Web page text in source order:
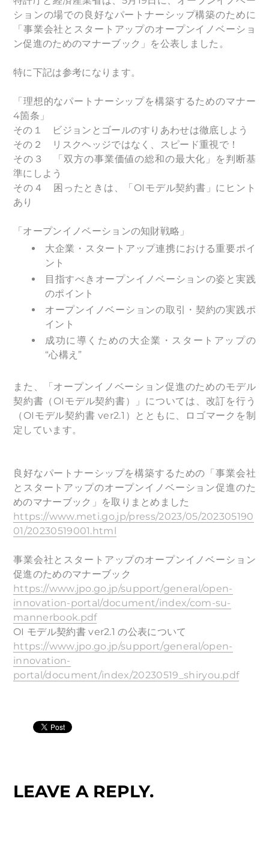
ションの場での良好なパートナーシップ構築のために
「事業会社とスタートアップのオープンイノベーショ
ン促進のためのマナーブック」を公表しました。
特に下記は参考になります。
「理想的なパートナーシップを構築するためのマナー
4箇条」
その１ ビジョンとゴールのすりあわせは徹底しよう
その２ リスクヘッジではなく、スピード重視で！
その３ 「双方の事業価値の総和の最大化」を判断基
準にしよう
その４ 困ったときは、「OIモデル契約書」にヒント
あり
「オープンイノベーションの知財戦略」
大企業・スタートアップ連携における重要ポイ
ント
目指すべきオープンイノベーションの姿と実践
のポイント
オープンイノベーションの取引・契約の実践ポ
イント
成功に導くための大企業・スタートアップの
“心構え”
また、「オープンイノベーション促進のためのモデル
契約書（OIモデル契約書）」については、改訂を行う
（OIモデル契約書 ver2.1）とともに、ロゴマークを制
定しています。
良好なパートナーシップを構築するための「事業会社
とスタートアップのオープンイノベーション促進のた
めのマナーブック」を取りまとめました
https://www.meti.go.jp/press/2023/05/202305190
01/20230519001.html
事業会社とスタートアップのオープンイノベーション
促進のためのマナーブック
https://www.jpo.go.jp/support/general/open-
innovation-portal/document/index/com-su-
mannerbook.pdf
OI モデル契約書 ver2.1 の公表について
https://www.jpo.go.jp/support/general/open-
innovation-
portal/document/index/20230519_shiryou.pdf
LEAVE A REPLY.